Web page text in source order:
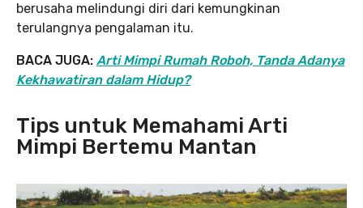
berusaha melindungi diri dari kemungkinan
terulangnya pengalaman itu.
BACA JUGA: Arti Mimpi Rumah Roboh, Tanda Adanya
Kekhawatiran dalam Hidup?
Tips untuk Memahami Arti
Mimpi Bertemu Mantan